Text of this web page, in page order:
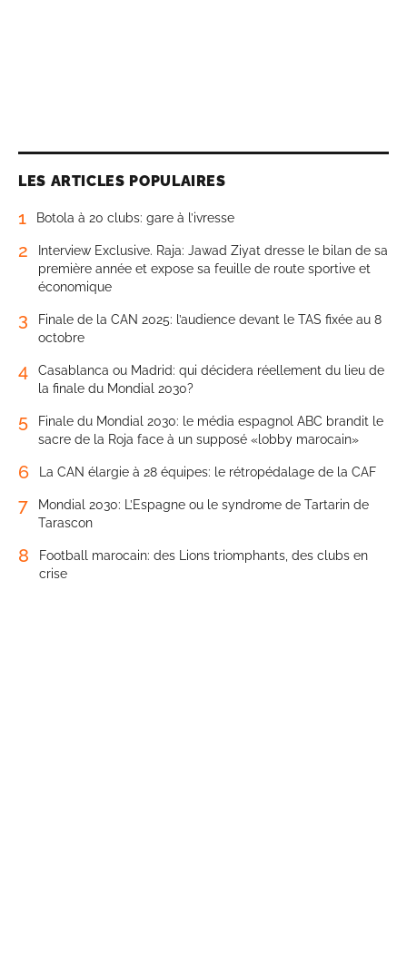
LES ARTICLES POPULAIRES
1 Botola à 20 clubs: gare à l’ivresse
2
Interview Exclusive. Raja: Jawad Ziyat dresse le bilan de sa
première année et expose sa feuille de route sportive et
économique
3
Finale de la CAN 2025: l’audience devant le TAS fixée au 8
octobre
4
Casablanca ou Madrid: qui décidera réellement du lieu de
la finale du Mondial 2030?
5
Finale du Mondial 2030: le média espagnol ABC brandit le
sacre de la Roja face à un supposé «lobby marocain»
6 La CAN élargie à 28 équipes: le rétropédalage de la CAF
7
Mondial 2030: L’Espagne ou le syndrome de Tartarin de
Tarascon
8
Football marocain: des Lions triomphants, des clubs en
crise